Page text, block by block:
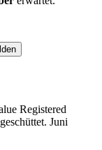
Registered
Juni